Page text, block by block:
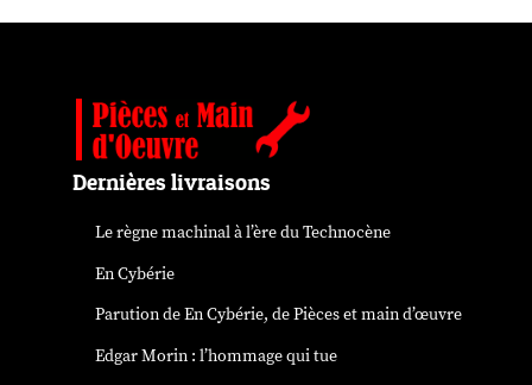
Dernières livraisons
Le règne machinal à l’ère du Technocène
En Cybérie
Parution deEn Cybérie, de Pièces et main d’œuvre
Edgar Morin : l’hommage qui tue